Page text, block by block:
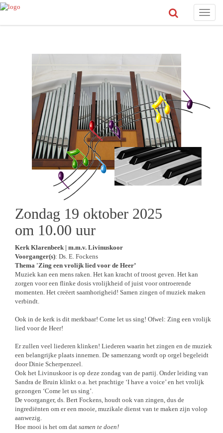
Toggle
Zondag 19 oktober 2025
om 10.00 uur
Kerk Klarenbeek | m.m.v. Livinuskoor
Voorganger(s): Ds. E. Fockens
Thema 'Zing een vrolijk lied voor de Heer’
Muziek kan een mens raken. Het kan kracht of troost geven. Het kan
zorgen voor een flinke dosis vrolijkheid of juist voor ontroerende
momenten. Het creëert saamhorigheid! Samen zingen of muziek maken
verbindt.
Ook in de kerk is dit merkbaar! Come let us sing! Ofwel: Zing een vrolijk
lied voor de Heer!
Er zullen veel liederen klinken! Liederen waarin het zingen en de muziek
een belangrijke plaats innemen. De samenzang wordt op orgel begeleidt
door Dinie Scherpenzeel.
Ook het Livinuskoor is op deze zondag van de partij. Onder leiding van
Sandra de Bruin klinkt o.a. het prachtige ‘I have a voice’ en het vrolijk
gezongen ‘Come let us sing’.
De voorganger, ds. Bert Fockens, houdt ook van zingen, dus de
ingrediënten om er een mooie, muzikale dienst van te maken zijn volop
aanwezig.
Hoe mooi is het om dat samen te doen!